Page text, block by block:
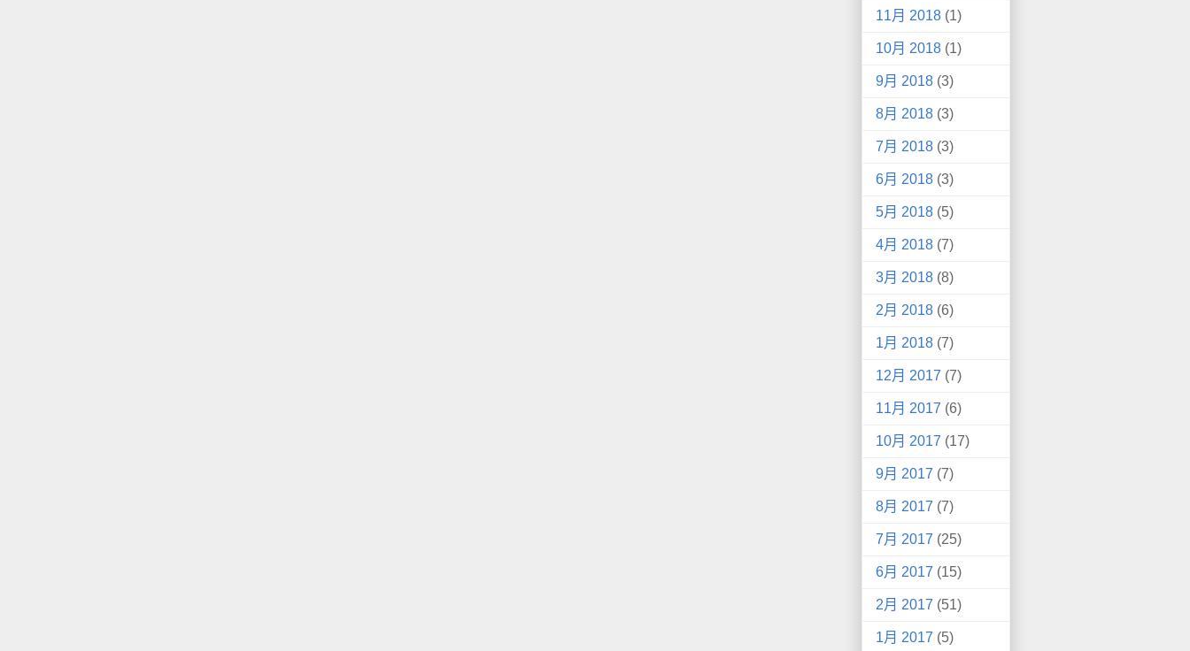
11月 2018 (1)
10月 2018 (1)
9月 2018 (3)
8月 2018 (3)
7月 2018 (3)
6月 2018 (3)
5月 2018 (5)
4月 2018 (7)
3月 2018 (8)
2月 2018 (6)
1月 2018 (7)
12月 2017 (7)
11月 2017 (6)
10月 2017 (17)
9月 2017 (7)
8月 2017 (7)
7月 2017 (25)
6月 2017 (15)
2月 2017 (51)
1月 2017 (5)